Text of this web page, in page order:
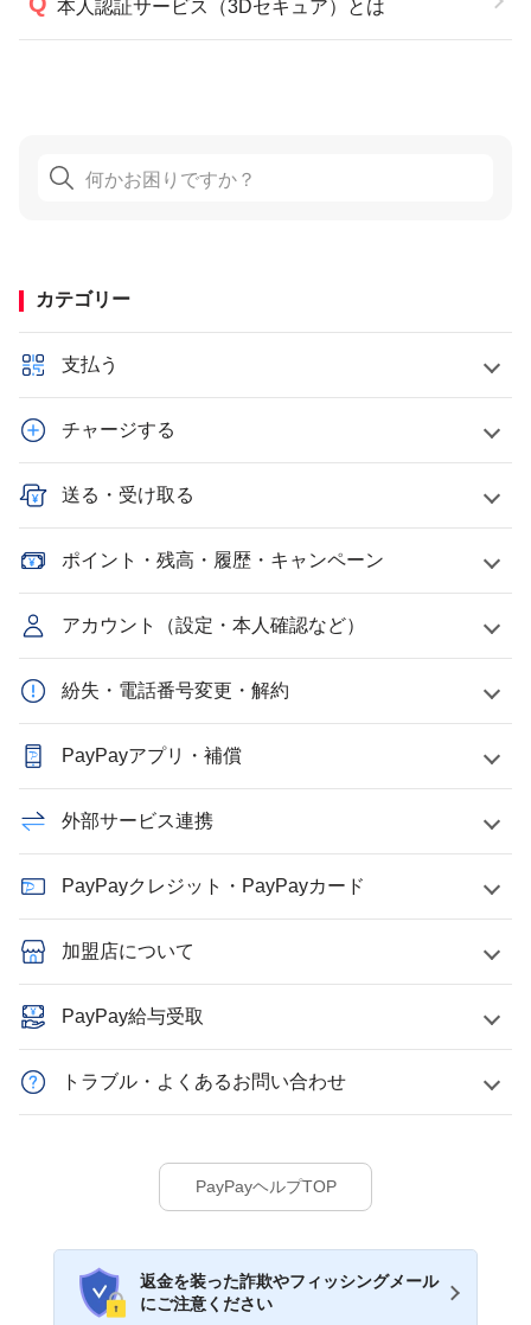
本人認証サービス（3Dセキュア）とは
カテゴリー
支払う
チャージする
送る・受け取る
ポイント・残高・履歴・キャンペーン
アカウント（設定・本人確認など）
紛失・電話番号変更・解約
PayPayアプリ・補償
外部サービス連携
PayPayクレジット・PayPayカード
加盟店について
PayPay給与受取
トラブル・よくあるお問い合わせ
PayPayヘルプTOP
返金を装った詐欺やフィッシングメール
にご注意ください